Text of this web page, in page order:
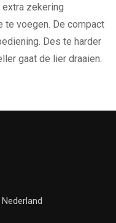
zekering
voegen. De compact
Des te harder
gaat de lier draaien.